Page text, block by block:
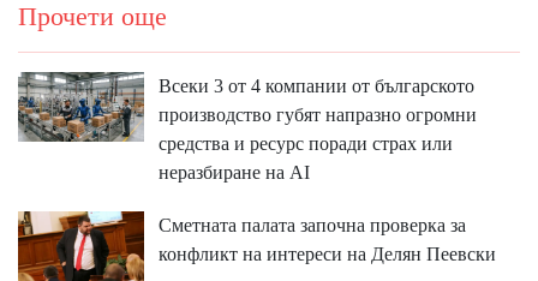
Прочети още
Всеки 3 от 4 компании от българското
производство губят напразно огромни
средства и ресурс поради страх или
неразбиране на AI
Сметната палата започна проверка за
конфликт на интереси на Делян Пеевски